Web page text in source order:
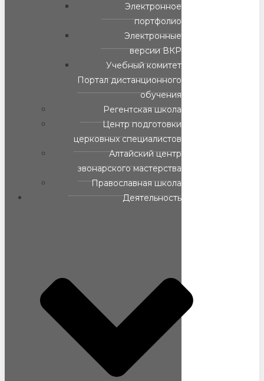
Электронное
портфолио
Электронные
версии ВКР
Учебный комитет
Портал дистанционного
обучения
Регентская школа
Центр подготовки
церковных специалистов
Алтайский центр
звонарского мастерства
Православная школа
Деятельность